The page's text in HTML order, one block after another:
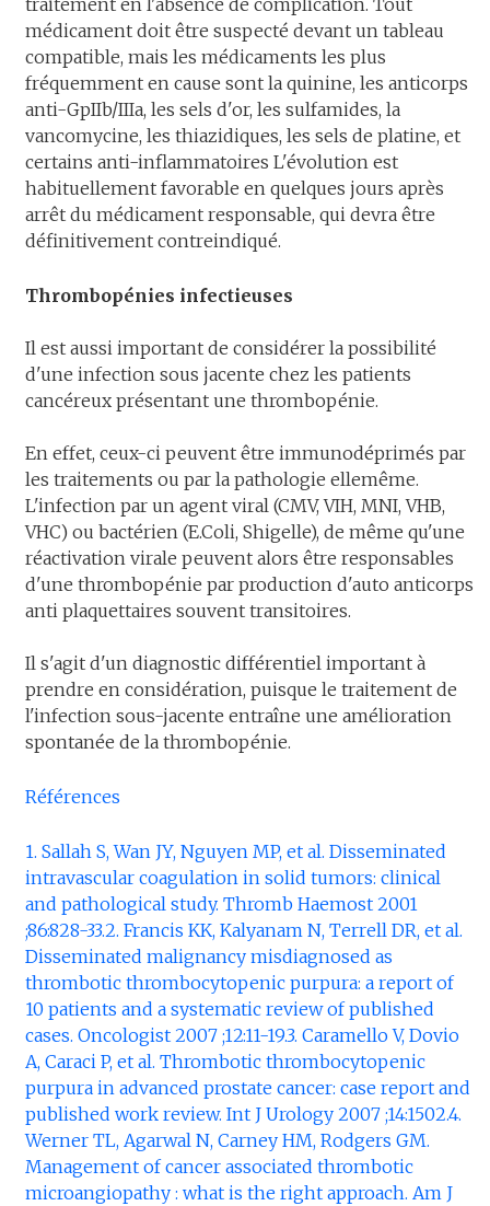
traitement en l'absence de complication. Tout
médicament doit être suspecté devant un tableau
compatible, mais les médicaments les plus
fréquemment en cause sont la quinine, les anticorps
anti-GpIIb/IIIa, les sels d'or, les sulfamides, la
vancomycine, les thiazidiques, les sels de platine, et
certains anti-inflammatoires L'évolution est
habituellement favorable en quelques jours après
arrêt du médicament responsable, qui devra être
définitivement contreindiqué.
Thrombopénies infectieuses
Il est aussi important de considérer la possibilité
d'une infection sous jacente chez les patients
cancéreux présentant une thrombopénie.
En effet, ceux-ci peuvent être immunodéprimés par
les traitements ou par la pathologie ellemême.
L'infection par un agent viral (CMV, VIH, MNI, VHB,
VHC) ou bactérien (E.Coli, Shigelle), de même qu'une
réactivation virale peuvent alors être responsables
d'une thrombopénie par production d'auto anticorps
anti plaquettaires souvent transitoires.
Il s'agit d'un diagnostic différentiel important à
prendre en considération, puisque le traitement de
l'infection sous-jacente entraîne une amélioration
spontanée de la thrombopénie.
Références
1. Sallah S, Wan JY, Nguyen MP, et al. Disseminated
intravascular coagulation in solid tumors: clinical
and pathological study. Thromb Haemost 2001
;86:828-33.2. Francis KK, Kalyanam N, Terrell DR, et al.
Disseminated malignancy misdiagnosed as
thrombotic thrombocytopenic purpura: a report of
10 patients and a systematic review of published
cases. Oncologist 2007 ;12:11-19.3. Caramello V, Dovio
A, Caraci P, et al. Thrombotic thrombocytopenic
purpura in advanced prostate cancer: case report and
published work review. Int J Urology 2007 ;14:1502.4.
Werner TL, Agarwal N, Carney HM, Rodgers GM.
Management of cancer associated thrombotic
microangiopathy : what is the right approach. Am J